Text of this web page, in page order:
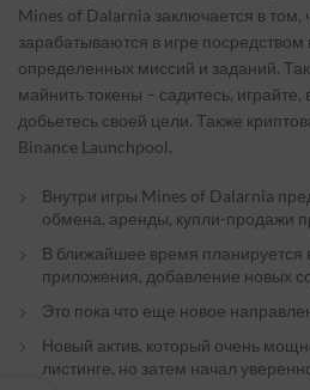
Mines of Dalarnia заключается в том,
зарабатываются в игре
определенных миссий и заданий.
майнить токены – садитесь,
добьетесь своей цели. Также
Binance Launchpool.
Внутри игры Mines of Dalarnia
обмена, аренды, купли-продажи
В ближайшее время планируется
приложения, добавление новых
Это пока что еще новое
Новый актив, который очень
листинге, но затем начал